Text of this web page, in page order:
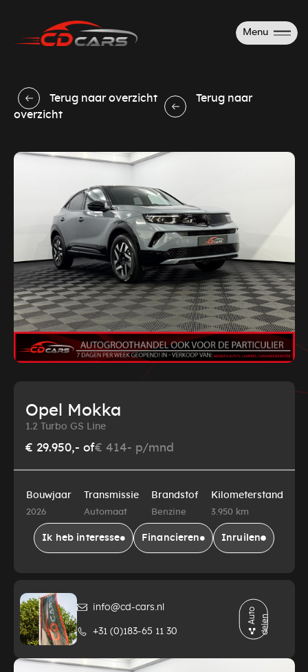
Menu
Terug naar overzicht
Terug naar
overzicht
Opel Mokka
1.2 Turbo GS Line
€ 29.950,- of€ 414- p/mnd
Bouwjaar
2026
Transmissie
Automaat
Brandstof
Benzine
Kilometerstand
3.950 km
Ik heb interesse Financieren Inruilen
info@cd-cars.nl
+31 (0)183-65 11 30
A u
t
o
d
e
l
e n